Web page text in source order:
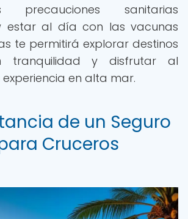
sanitarias
estar al día con las vacunas
te permitirá explorar destinos
tranquilidad y disfrutar al
en alta mar.
de un Seguro
Cruceros